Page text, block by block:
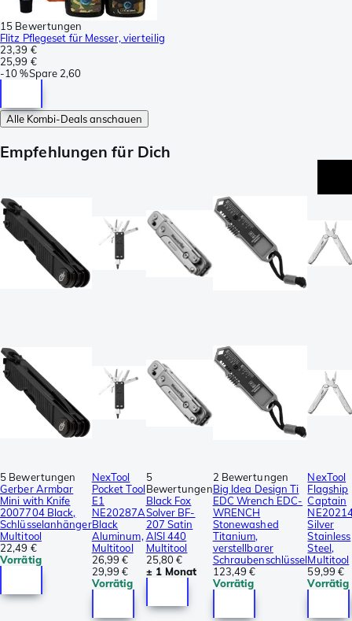
15 Bewertungen
Flitz Pflegeset für Messer, vierteilig
23,39 €
25,99 €
-10 %Spare 2,60
Alle Kombi-Deals anschauen
Empfehlungen für Dich
5 Bewertungen
Gerber Armbar
Mini with Knife
2007704 Black,
Schlüsselanhänger
Multitool
22,49 €
Vorrätig
NexTool
Pocket Tool
E1
NE20287A
Black
Aluminum,
Multitool
26,99 €
29,99 €
Vorrätig
5
Bewertungen
Black Fox
Solver BF-
207 Satin
AISI 440
Multitool
25,80 €
± 1 Monat
2 Bewertungen
Big Idea Design Ti
EDC Wrench EDC-
WRENCH
Stonewashed
Titanium,
verstellbarer
Schraubenschlüssel
123,49 €
Vorrätig
NexTool
Flagship
Captain
Silver
Stainless
Steel,
Multitool
59,99 €
Vorrätig